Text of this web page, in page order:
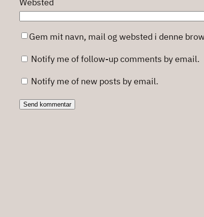
Gem mit navn, mail og websted i denne
Notify me of follow-up comments by email.
Notify me of new posts by email.